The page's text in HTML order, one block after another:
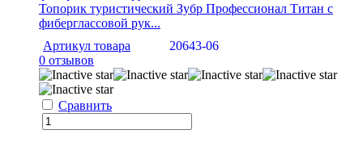
Топорик туристический Зубр Профессионал Титан с
фиберглассовой рук...
Артикул товара
20643-06
0 отзывов
Сравнить